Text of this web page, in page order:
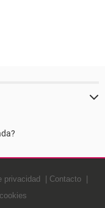
privacidad
Contacto